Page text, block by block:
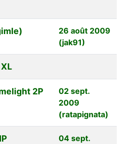
26 août 2009
(jak91)
2P
02 sept.
2009
(ratapignata)
04 sept.